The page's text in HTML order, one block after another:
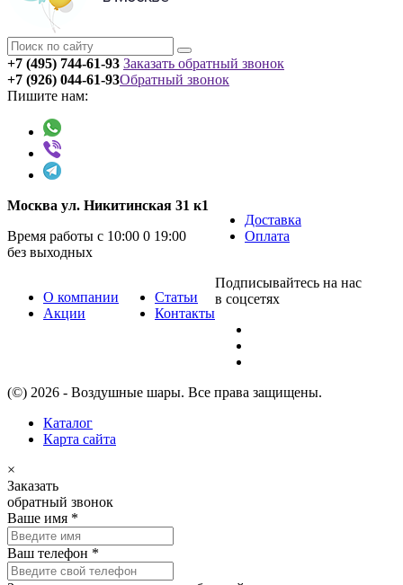
+7 (495) 744-61-93 Заказать обратный звонок
+7 (926) 044-61-93
Пишите нам:
Обратный звонок
Москва ул. Никитинская 31 к1
Время работы с 10:00 0 19:00
без выходных
Доставка
Оплата
О компании
Акции
Статьи
Контакты
Подписывайтесь на нас
в соцсетях
(©) 2026 - Воздушные шары. Все права защищены.
Каталог
Карта сайта
×
Заказать
обратный звонок
Ваше имя *
Ваш телефон *